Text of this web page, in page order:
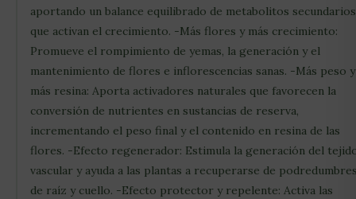
aportando un balance equilibrado de metabolitos secundarios
que activan el crecimiento. -Más flores y más crecimiento:
Promueve el rompimiento de yemas, la generación y el
mantenimiento de flores e inflorescencias sanas. -Más peso y
más resina: Aporta activadores naturales que favorecen la
conversión de nutrientes en sustancias de reserva,
incrementando el peso final y el contenido en resina de las
flores. -Efecto regenerador: Estimula la generación del
vascular y ayuda a las plantas a recuperarse de
de raíz y cuello. -Efecto protector y repelente: Activa las